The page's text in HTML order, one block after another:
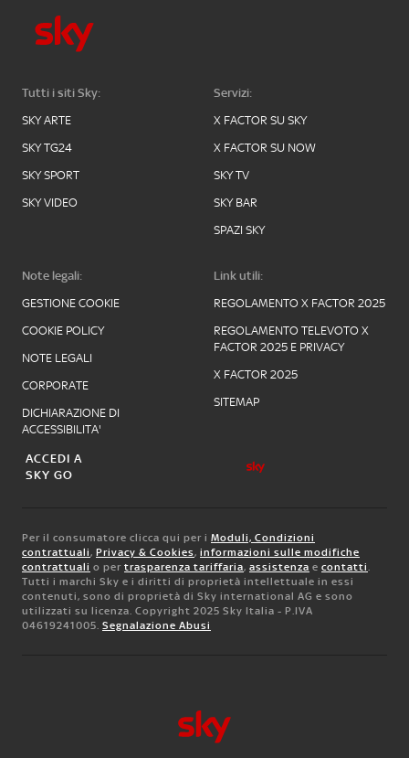
Tutti i siti Sky:
SKY ARTE
SKY TG24
SKY SPORT
SKY VIDEO
Servizi:
X FACTOR SU SKY
X FACTOR SU NOW
SKY TV
SKY BAR
SPAZI SKY
Note legali:
GESTIONE COOKIE
COOKIE POLICY
NOTE LEGALI
CORPORATE
DICHIARAZIONE DI
ACCESSIBILITA'
Link utili:
REGOLAMENTO X FACTOR 2025
REGOLAMENTO TELEVOTO X
FACTOR 2025 E PRIVACY
X FACTOR 2025
SITEMAP
ACCEDI A
SKY GO
Per il consumatore clicca qui per i Moduli, Condizioni
contrattuali, Privacy & Cookies, informazioni sulle modifiche
contrattuali o per trasparenza tariffaria, assistenza e contatti.
Tutti i marchi Sky e i diritti di proprietà intellettuale in essi
contenuti, sono di proprietà di Sky international AG e sono
utilizzati su licenza. Copyright 2025 Sky Italia - P.IVA
04619241005. Segnalazione Abusi